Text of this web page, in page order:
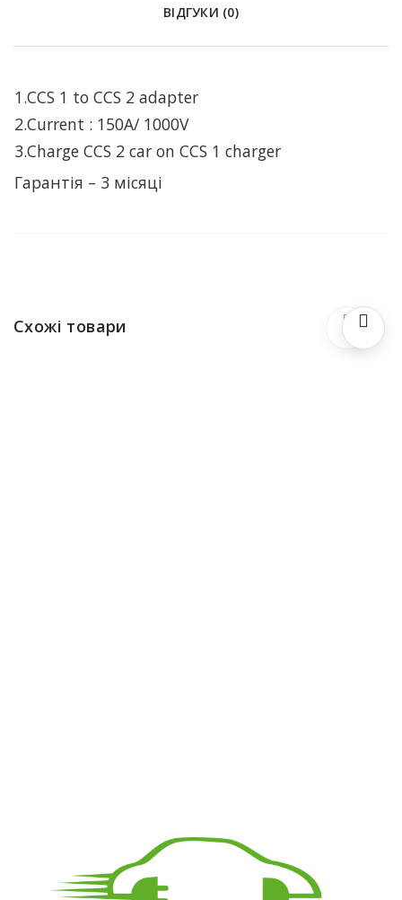
ВІДГУКИ (0)
1.CCS 1 to CCS 2 adapter
2.Current : 150A/ 1000V
3.Charge CCS 2 car on CCS 1 charger
Гарантія – 3 місяці
Схожі товари